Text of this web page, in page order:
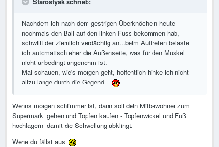
Starostyak schrieb:
Nachdem ich nach dem gestrigen Überknöcheln heute
nochmals den Ball auf den linken Fuss bekommen hab,
schwillt der ziemlich verdächtig an...beim Auftreten belaste
ich automatisch eher die Außenseite, was für den Muskel
nicht unbedingt angenehm ist.
Mal schauen, wie's morgen geht, hoffentlich hinke ich nicht
allzu lange durch die Gegend...
Wenns morgen schlimmer ist, dann soll dein Mitbewohner zum
Supermarkt gehen und Topfen kaufen - Topfenwickel und Fuß
hochlagern, damit die Schwellung abklingt.
Wehe du fällst aus.